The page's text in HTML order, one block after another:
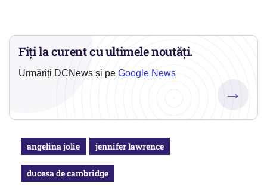
Fiți la curent cu ultimele noutăți.
Urmăriți DCNews și pe Google News
→
angelina jolie jennifer lawrence
ducesa de cambridge